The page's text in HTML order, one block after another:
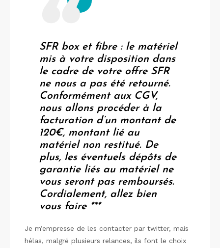
SFR box et fibre : le matériel
mis à votre disposition dans
le cadre de votre offre SFR
ne nous a pas été retourné.
Conformément aux CGV,
nous allons procéder à la
facturation d’un montant de
120€, montant lié au
matériel non restitué. De
plus, les éventuels dépôts de
garantie liés au matériel ne
vous seront pas remboursés.
Cordialement, allez bien
vous faire ***
Je m’empresse de les contacter par twitter, mais
hélas, malgré plusieurs relances, ils font le choix